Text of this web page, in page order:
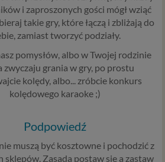
i zaproszonych gości mógł wziąć
takie gry, które łączą i zbliżają do
zamiast tworzyć podziały.
pomysłów, albo w Twojej rodzinie
zwyczaju grania w gry, po prostu
kolędy, albo... zróbcie konkurs
kolędowego karaoke ;)
Podpowiedź
muszą być kosztowne i pochodzić z
sklepów. Zasada postaw się a zastaw
serwisu Psychorada.pl. W tej
skrót najważniejszych
przetwarzania Twoich danych
mieć miejsce po 25 maja 2018 r. w
z naszych usług. Prosimy Cię o jej
to więcej niż kilka minut.
do zidentyfikowania
korzystania z naszego
są np. adres e-mail, adres IP lub